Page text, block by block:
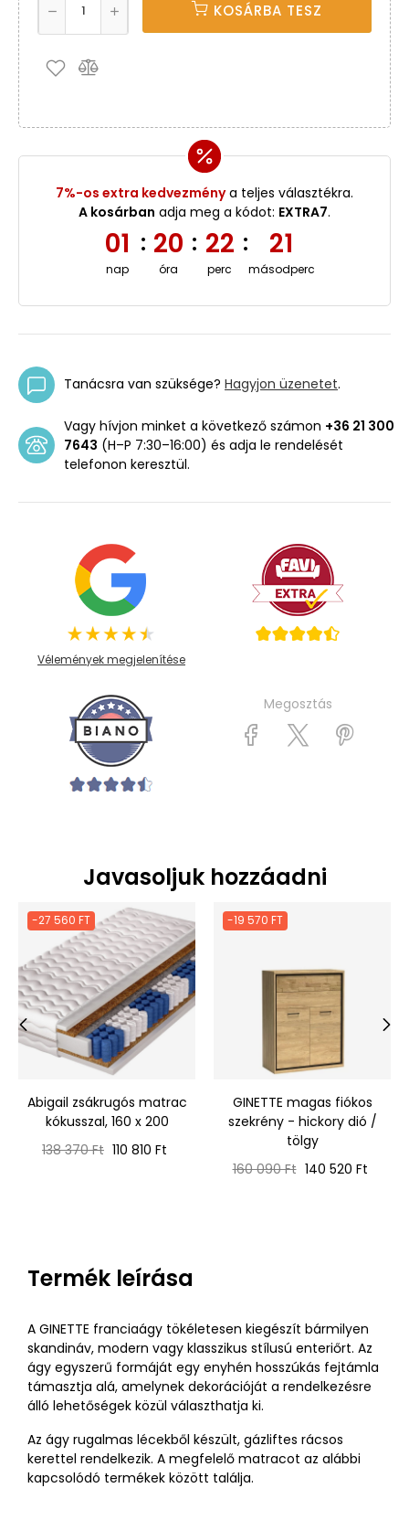
KOSÁRBA TESZ
7%-os extra kedvezménya teljes választékra.
A kosárban adja meg a kódot: EXTRA7.
01
nap
: 20
óra
: 22
perc
: 20
másodperc
Tanácsra van szüksége? Hagyjon üzenetet.
Vagy hívjon minket a következő számon +36 21 300
7643 (H–P 7:30–16:00) és adja le rendelését
telefonon keresztül.
Vélemények megjelenítése
Megosztás
Javasoljuk hozzáadni
-27 560 FT
Abigail zsákrugós matrac
kókusszal, 160 x 200
Normál
138 370 Ft Ár
110 810 Ft
-19 570 FT
GINETTE magas fiókos
szekrény - hickory dió /
tölgy
Normál
160 090 Ft Ár
140 520 Ft
Termék leírása
A GINETTE franciaágy tökéletesen kiegészít bármilyen
skandináv, modern vagy klasszikus stílusú enteriőrt. Az
ágy egyszerű formáját egy enyhén hosszúkás fejtámla
támasztja alá, amelynek dekorációját a rendelkezésre
álló lehetőségek közül választhatja ki.
Az ágy rugalmas lécekből készült, gázliftes rácsos
kerettel rendelkezik. A megfelelő matracot az alábbi
kapcsolódó termékek között találja.